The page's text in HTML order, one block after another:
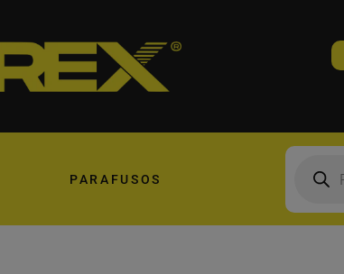
PARAFUSOS